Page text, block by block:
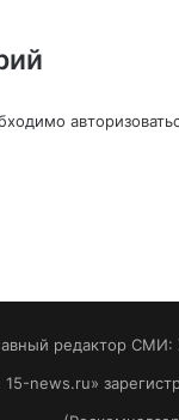
редактор СМИ:
news.ru»